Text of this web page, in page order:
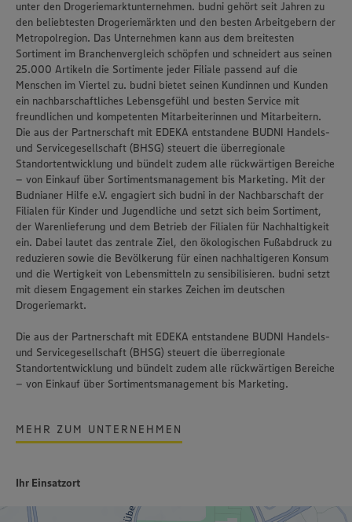
unter den Drogeriemarktunternehmen. budni gehört seit Jahren zu
den beliebtesten Drogeriemärkten und den besten Arbeitgebern der
Metropolregion. Das Unternehmen kann aus dem breitesten
Sortiment im Branchenvergleich schöpfen und schneidert aus seinen
25.000 Artikeln die Sortimente jeder Filiale passend auf die
Menschen im Viertel zu. budni bietet seinen Kundinnen und Kunden
ein nachbarschaftliches Lebensgefühl und besten Service mit
freundlichen und kompetenten Mitarbeiterinnen und Mitarbeitern.
Die aus der Partnerschaft mit EDEKA entstandene BUDNI Handels-
und Servicegesellschaft (BHSG) steuert die überregionale
Standortentwicklung und bündelt zudem alle rückwärtigen Bereiche
– von Einkauf über Sortimentsmanagement bis Marketing. Mit der
Budnianer Hilfe e.V. engagiert sich budni in der Nachbarschaft der
Filialen für Kinder und Jugendliche und setzt sich beim Sortiment,
der Warenlieferung und dem Betrieb der Filialen für Nachhaltigkeit
ein. Dabei lautet das zentrale Ziel, den ökologischen Fußabdruck zu
reduzieren sowie die Bevölkerung für einen nachhaltigeren Konsum
und die Wertigkeit von Lebensmitteln zu sensibilisieren. budni setzt
mit diesem Engagement ein starkes Zeichen im deutschen
Drogeriemarkt.
Die aus der Partnerschaft mit EDEKA entstandene BUDNI Handels-
und Servicegesellschaft (BHSG) steuert die überregionale
Standortentwicklung und bündelt zudem alle rückwärtigen Bereiche
– von Einkauf über Sortimentsmanagement bis Marketing.
MEHR ZUM UNTERNEHMEN
Ihr Einsatzort